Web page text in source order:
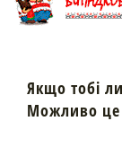
Якщо тобі
Можливо